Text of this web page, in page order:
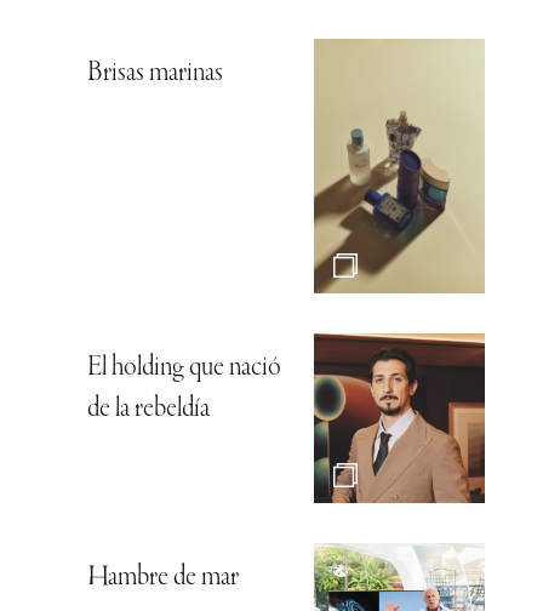
Brisas marinas
El holding que nació
de la rebeldía
Hambre de mar